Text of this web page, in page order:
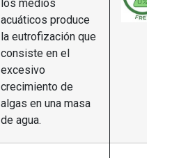
los medios
acuáticos produce
la eutrofización que
consiste en el
excesivo
crecimiento de
algas en una masa
de agua.